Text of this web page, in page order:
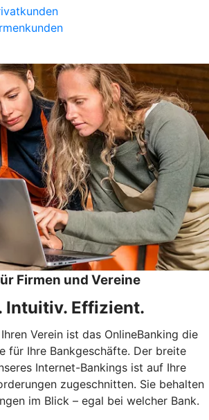
Firmen und Vereine
Intuitiv. Effizient.
Verein ist das OnlineBanking die
für Ihre Bankgeschäfte. Der breite
Internet-Bankings ist auf Ihre
zugeschnitten. Sie behalten
im Blick – egal bei welcher Bank.